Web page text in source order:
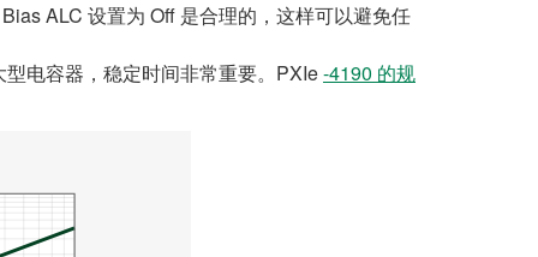
ALC 设置为 Off 是合理的，这样可以避免任
电容器，稳定时间非常重要。PXIe-4190 的规